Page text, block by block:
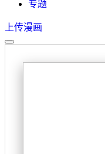
专题
上传漫画